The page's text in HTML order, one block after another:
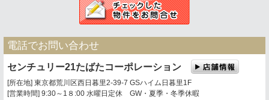
電話でお問い合わせ
センチュリー21たばたコーポレーション
[所在地] 東京都荒川区西日暮里2-39-7 GSハイム日暮里1F
[営業時間] 9:30～1８:00 水曜日定休 GW・夏季・冬季休暇